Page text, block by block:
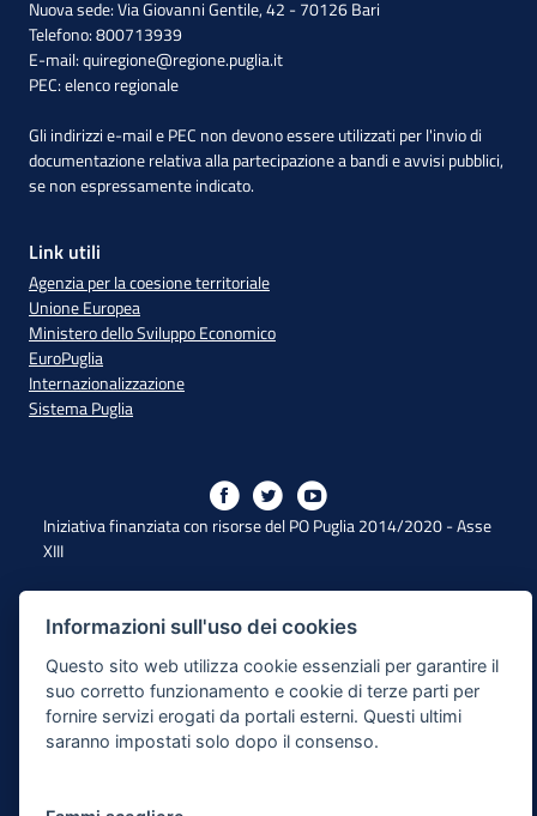
Nuova sede: Via Giovanni Gentile, 42 - 70126 Bari
Telefono: 800713939
E-mail:quiregione@regione.puglia.it
PEC:elenco regionale
Gli indirizzi e-mail e PEC non devono essere utilizzati per l'invio di
documentazione relativa alla partecipazione a bandi e avvisi pubblici,
se non espressamente indicato.
Link utili
Agenzia per la coesione territoriale
Unione Europea
Ministero dello Sviluppo Economico
EuroPuglia
Internazionalizzazione
Sistema Puglia
Iniziativa finanziata con risorse del PO Puglia 2014/2020 - Asse
XIII
Dichiarazione di Accessibilità
Note Legali
Cookie e Privacy
Mappa del sito
Informazioni sull'uso dei cookies
Questo sito web utilizza cookie essenziali per garantire il
suo corretto funzionamento e cookie di terze parti per
fornire servizi erogati da portali esterni. Questi ultimi
saranno impostati solo dopo il consenso.